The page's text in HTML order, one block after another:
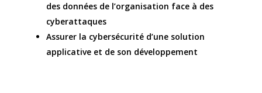
des données de l’organisation face à des
cyberattaques
Assurer la cybersécurité d’une solution
applicative et de son développement